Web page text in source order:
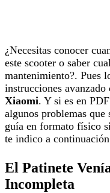
¿Necesitas conocer
este scooter o saber
mantenimiento?. Pues
instrucciones avanzado
Xiaomi. Y si es en
algunos problemas que
guía en formato físico
te indico a
El Patinete
Incompleta